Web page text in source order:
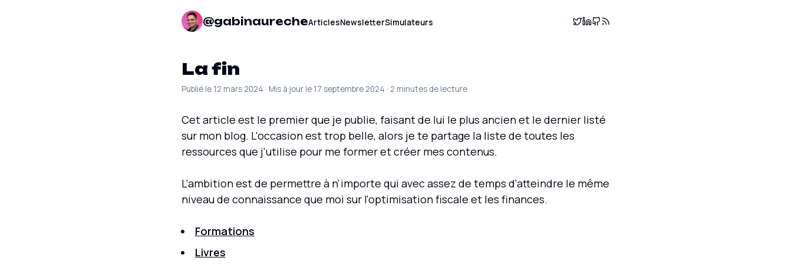
@gabinaurecheArticlesNewsletterSimulateurs
La fin
Publié le 12 mars 2024 · Mis à jour le 17 septembre 2024 · 2 minutes de lecture
Cet article est le premier que je publie, faisant de lui le plus ancien et le dernier listé
sur mon blog. L'occasion est trop belle, alors je te partage la liste de toutes les
ressources que j'utilise pour me former et créer mes contenus.
L'ambition est de permettre à n'importe qui avec assez de temps d'atteindre le même
niveau de connaissance que moi sur l'optimisation fiscale et les finances.
Formations
Livres